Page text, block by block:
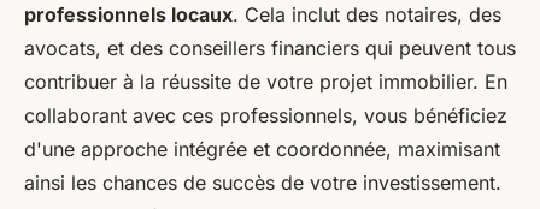
professionnels locaux. Cela inclut des notaires, des
avocats, et des conseillers financiers qui peuvent tous
contribuer à la réussite de votre projet immobilier. En
collaborant avec ces professionnels, vous bénéficiez
d'une approche intégrée et coordonnée, maximisant
ainsi les chances de succès de votre investissement.